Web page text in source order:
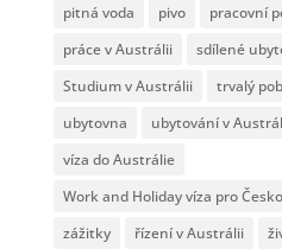
pitná voda
pivo pracovní
práce v Austrálii
sdílené
Studium v Austrálii
trvalý
ubytovna
ubytování v
víza do Austrálie
Work and Holiday víza pro
zážitky
řízení v Austrálii